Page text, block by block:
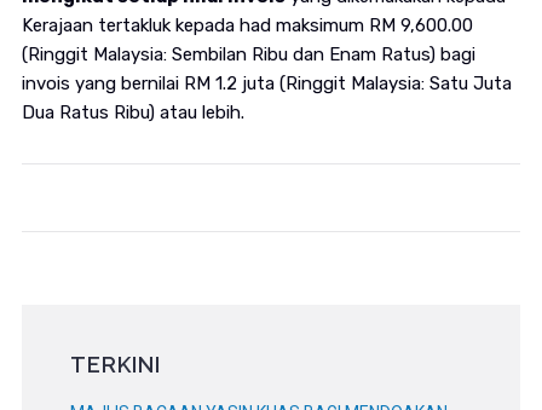
Kerajaan tertakluk kepada had maksimum RM 9,600.00
(Ringgit Malaysia: Sembilan Ribu dan Enam Ratus) bagi
invois yang bernilai RM 1.2 juta (Ringgit Malaysia: Satu Juta
Dua Ratus Ribu) atau lebih.
TERKINI